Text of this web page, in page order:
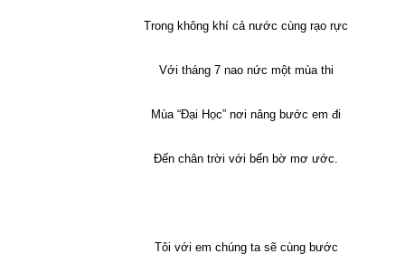
Trong không khí cả nước cùng rạo rực
Với tháng 7 nao nức một mùa thi
Mùa “Đại Học” nơi nâng bước em đi
Đến chân trời với bến bờ mơ ước.
Tôi với em chúng ta sẽ cùng bước